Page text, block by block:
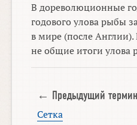
В дореволюционные
годового улова рыбы
в мире (после Англии).
не общие итоги улова
← Предыдущий термин
Сетка